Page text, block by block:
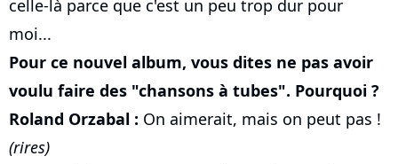
celle-là parce que c'est un peu trop dur pour
moi...
Pour ce nouvel album, vous dites ne pas avoir
voulu faire des "chansons à tubes". Pourquoi ?
Roland Orzabal : On aimerait, mais on peut pas !
(rires)